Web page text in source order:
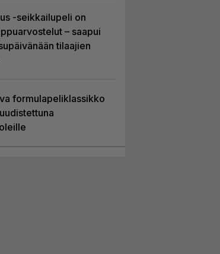
-seikkailupeli on
– saapui
tilaajien
formulapeliklassikko